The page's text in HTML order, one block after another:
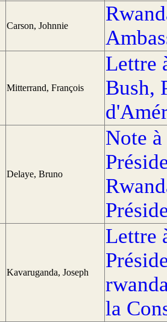
Carson, Johnnie
Mitterrand, François
Lettre
Bush,
Delaye, Bruno
Note
Kavaruganda, Joseph
Lettre
la